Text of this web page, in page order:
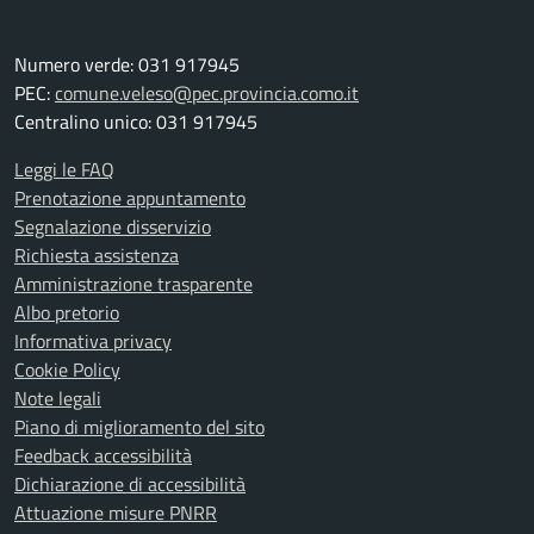
Numero verde: 031 917945
PEC:comune.veleso@pec.provincia.como.it
Centralino unico: 031 917945
Leggi le FAQ
Prenotazione appuntamento
Segnalazione disservizio
Richiesta assistenza
Amministrazione trasparente
Albo pretorio
Informativa privacy
Cookie Policy
Note legali
Piano di miglioramento del sito
Feedback accessibilità
Dichiarazione di accessibilità
Attuazione misure PNRR